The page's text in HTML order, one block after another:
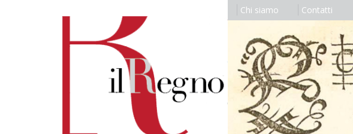
Chi siamo Contatti